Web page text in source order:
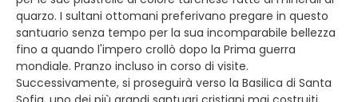
quarzo. I sultani ottomani preferivano pregare in questo
santuario senza tempo per la sua incomparabile bellezza
fino a quando l'impero crollò dopo la Prima guerra
mondiale. Pranzo incluso in corso di visite.
Successivamente, si proseguirà verso la Basilica di Santa